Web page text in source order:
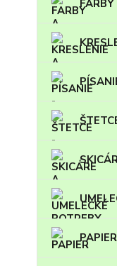
PAPIER